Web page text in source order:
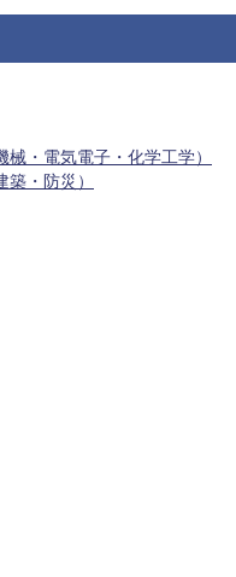
械・電気電子・化学工学）
・防災）